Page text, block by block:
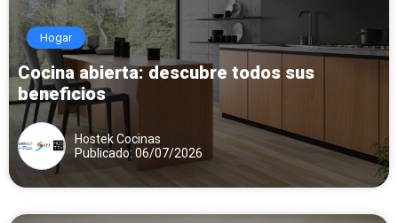
Hogar
Cocina abierta: descubre todos sus
beneficios
Hostek Cocinas
Publicado: 06/07/2026